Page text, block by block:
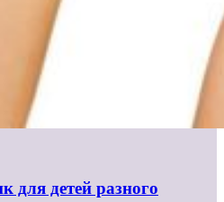
для детей разного